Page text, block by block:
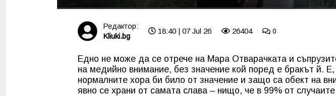
Редактор:
Kliuki.bg
18:40 | 07 Jul 26 26404 0
Едно не може да се отрече на Мара Отварачката и
на медийно внимание, без значение кой поред е бракът й.
нормалните хора би било от значение и защо са обект на
явно се храни от самата слава – нищо, че в 99% от